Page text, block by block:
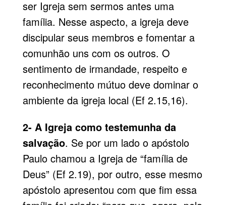
ser Igreja sem sermos antes uma
família. Nesse aspecto, a igreja deve
discipular seus membros e fomentar a
comunhão uns com os outros. O
sentimento de irmandade, respeito e
reconhecimento mútuo deve dominar o
ambiente da igreja local (Ef 2.15,16).
2- A Igreja como testemunha da
salvação. Se por um lado o apóstolo
Paulo chamou a Igreja de “família de
Deus” (Ef 2.19), por outro, esse mesmo
apóstolo apresentou com que fim essa